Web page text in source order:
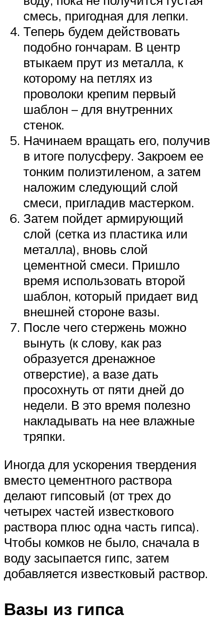
смесь, пригодная для лепки.
Теперь будем действовать
подобно гончарам. В центр
втыкаем прут из металла, к
которому на петлях из
проволоки крепим первый
шаблон – для внутренних
стенок.
Начинаем вращать его, получив
в итоге полусферу. Закроем ее
тонким полиэтиленом, а затем
наложим следующий слой
смеси, пригладив мастерком.
Затем пойдет армирующий
слой (сетка из пластика или
металла), вновь слой
цементной смеси. Пришло
время использовать второй
шаблон, который придает вид
внешней стороне вазы.
После чего стержень можно
вынуть (к слову, как раз
образуется дренажное
отверстие), а вазе дать
просохнуть от пяти дней до
недели. В это время полезно
накладывать на нее влажные
тряпки.
Иногда для ускорения твердения
вместо цементного раствора
делают гипсовый (от трех до
четырех частей известкового
раствора плюс одна часть гипса).
Чтобы комков не было, сначала в
воду засыпается гипс, затем
добавляется известковый раствор.
Вазы из гипса